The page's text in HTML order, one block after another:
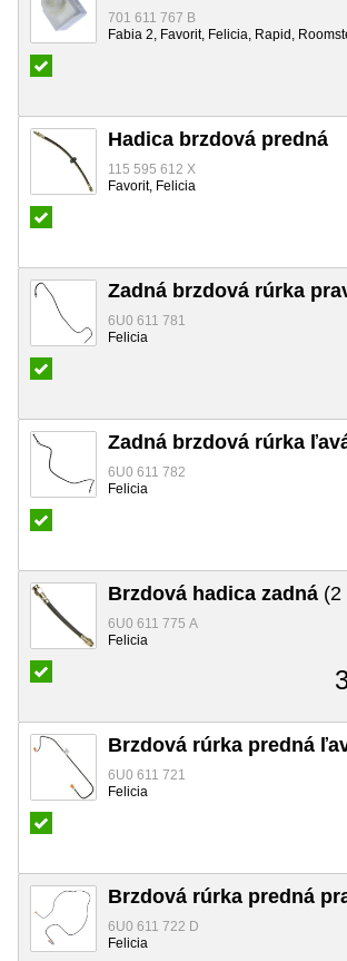
701 611 767 B
Fabia 2, Favorit, Felicia, Rapid,
Hadica brzdová predná
115 595 612 X
Favorit, Felicia
Zadná brzdová rúrka
6U0 611 781
Felicia
Zadná brzdová rúrka
6U0 611 782
Felicia
Brzdová hadica zadná (2
6U0 611 775 A
Felicia
Brzdová rúrka predná
6U0 611 721
Felicia
Brzdová rúrka predná
6U0 611 722 D
Felicia